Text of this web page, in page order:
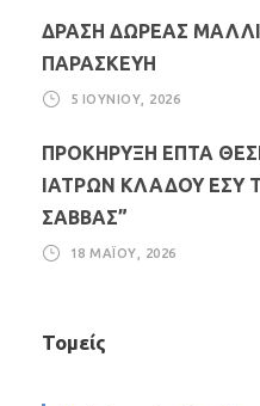
ΔΡΑΣΗ ΔΩΡΕΑΣ
ΠΑΡΑΣΚΕΥΗ
5 ΙΟΥΝΊΟΥ, 2026
ΠΡΟΚΗΡΥΞΗ ΕΠΤΑ
ΙΑΤΡΩΝ ΚΛΑΔΟΥ ΕΣΥ
ΣΑΒΒΑΣ”
18 ΜΑΪ́ΟΥ, 2026
Τομείς